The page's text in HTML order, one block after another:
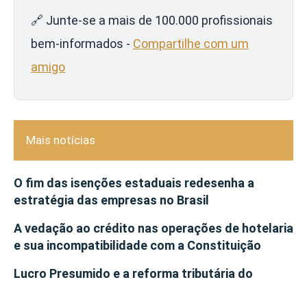
🔗 Junte-se a mais de 100.000 profissionais
bem-informados - Compartilhe com um
amigo
Mais notícias
O fim das isenções estaduais redesenha a
estratégia das empresas no Brasil
A vedação ao crédito nas operações de hotelaria
e sua incompatibilidade com a Constituição
Lucro Presumido e a reforma tributária do